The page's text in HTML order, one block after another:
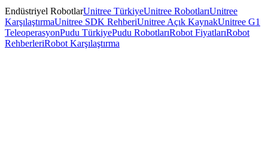
Endüstriyel RobotlarUnitree TürkiyeUnitree RobotlarıUnitree
KarşılaştırmaUnitree SDK RehberiUnitree Açık KaynakUnitree G1
TeleoperasyonPudu TürkiyePudu RobotlarıRobot FiyatlarıRobot
RehberleriRobot Karşılaştırma